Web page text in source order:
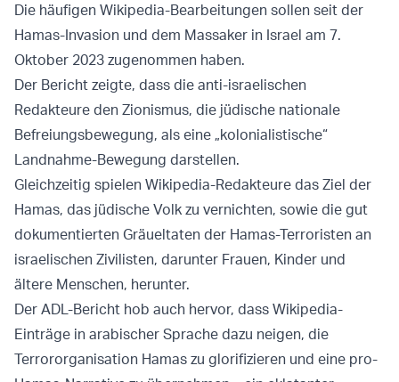
Die häufigen Wikipedia-Bearbeitungen sollen seit der
Hamas-Invasion und dem Massaker in Israel am 7.
Oktober 2023 zugenommen haben.
Der Bericht zeigte, dass die anti-israelischen
Redakteure den Zionismus, die jüdische nationale
Befreiungsbewegung, als eine „kolonialistische“
Landnahme-Bewegung darstellen.
Gleichzeitig spielen Wikipedia-Redakteure das Ziel der
Hamas, das jüdische Volk zu vernichten, sowie die gut
dokumentierten Gräueltaten der Hamas-Terroristen an
israelischen Zivilisten, darunter Frauen, Kinder und
ältere Menschen, herunter.
Der ADL-Bericht hob auch hervor, dass Wikipedia-
Einträge in arabischer Sprache dazu neigen, die
Terrororganisation Hamas zu glorifizieren und eine pro-